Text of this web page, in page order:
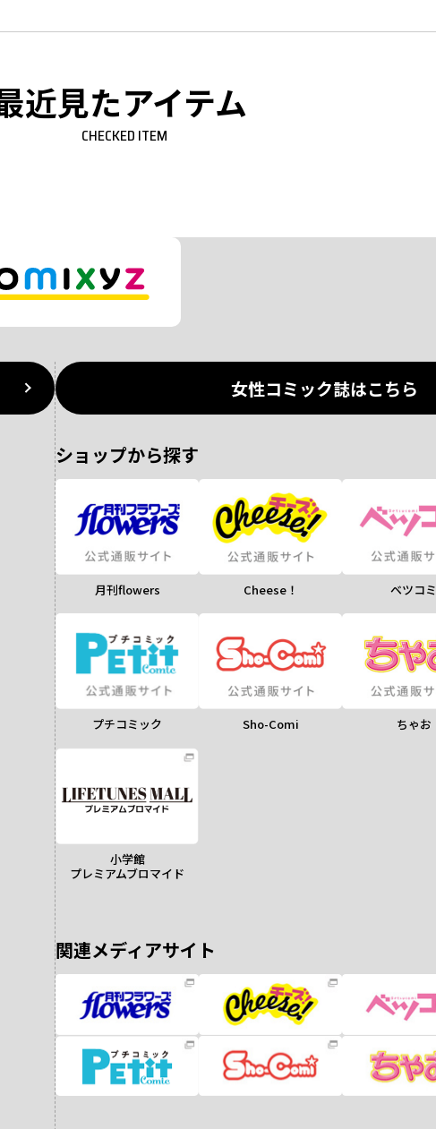
近見たアイテム
CHECKED ITEM
女性コミック誌はこちら
ショップから探す
月刊flowers Cheese！ ベツコミ
プチコミック Sho-Comi ちゃお
小学館
プレミアムブロマイド
関連メディアサイト